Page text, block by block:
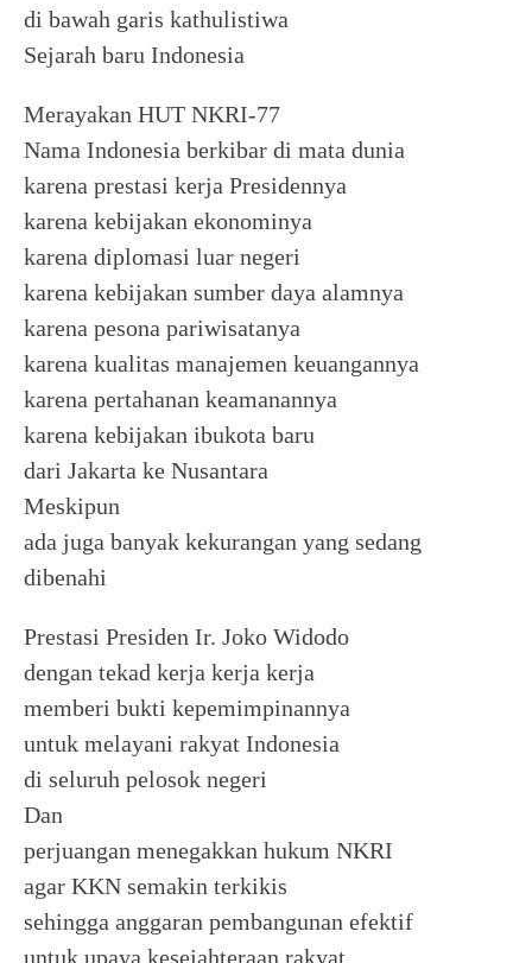
di bawah garis kathulistiwa
Sejarah baru Indonesia
Merayakan HUT NKRI-77
Nama Indonesia berkibar di mata dunia
karena prestasi kerja Presidennya
karena kebijakan ekonominya
karena diplomasi luar negeri
karena kebijakan sumber daya alamnya
karena pesona pariwisatanya
karena kualitas manajemen keuangannya
karena pertahanan keamanannya
karena kebijakan ibukota baru
dari Jakarta ke Nusantara
Meskipun
ada juga banyak kekurangan yang sedang
dibenahi
Prestasi Presiden Ir. Joko Widodo
dengan tekad kerja kerja kerja
memberi bukti kepemimpinannya
untuk melayani rakyat Indonesia
di seluruh pelosok negeri
Dan
perjuangan menegakkan hukum NKRI
agar KKN semakin terkikis
sehingga anggaran pembangunan efektif
untuk upaya kesejahteraan rakyat